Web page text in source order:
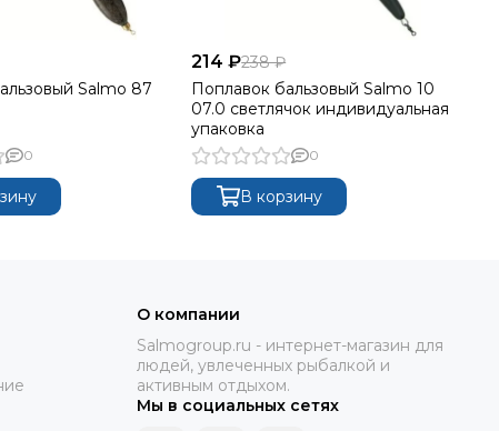
Salmo 87
0
214 ₽238 ₽
Поплавок бальзовый Salmo 10
07.0 светлячок индивидуальная
упаковка
0
В корзину
О компании
Salmogroup.ru - интернет-магазин для
людей, увлеченных рыбалкой и
активным отдыхом.
Мы в социальных сетях